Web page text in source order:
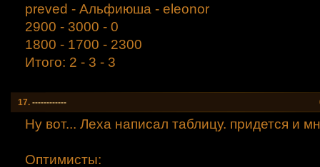
preved - Альфиюша - eleonor
2900 - 3000 - 0
1800 - 1700 - 2300
Итого: 2 - 3 - 3
17. ------------
Ну вот... Леха написал таблицу. придется и
Оптимисты: